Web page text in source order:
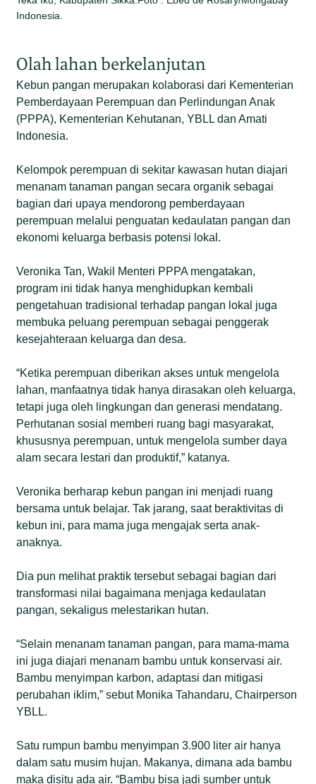
Indonesia.
Olah lahan berkelanjutan
Kebun pangan merupakan kolaborasi dari Kementerian
Pemberdayaan Perempuan dan Perlindungan Anak
(PPPA), Kementerian Kehutanan, YBLL dan Amati
Indonesia.
Kelompok perempuan di sekitar kawasan hutan diajari
menanam tanaman pangan secara organik sebagai
bagian dari upaya mendorong pemberdayaan
perempuan melalui penguatan kedaulatan pangan dan
ekonomi keluarga berbasis potensi lokal.
Veronika Tan, Wakil Menteri PPPA mengatakan,
program ini tidak hanya menghidupkan kembali
pengetahuan tradisional terhadap pangan lokal juga
membuka peluang perempuan sebagai penggerak
kesejahteraan keluarga dan desa.
“Ketika perempuan diberikan akses untuk mengelola
lahan, manfaatnya tidak hanya dirasakan oleh keluarga,
tetapi juga oleh lingkungan dan generasi mendatang.
Perhutanan sosial memberi ruang bagi masyarakat,
khususnya perempuan, untuk mengelola sumber daya
alam secara lestari dan produktif,” katanya.
Veronika berharap kebun pangan ini menjadi ruang
bersama untuk belajar. Tak jarang, saat beraktivitas di
kebun ini, para mama juga mengajak serta anak-
anaknya.
Dia pun melihat praktik tersebut sebagai bagian dari
transformasi nilai bagaimana menjaga kedaulatan
pangan, sekaligus melestarikan hutan.
“Selain menanam tanaman pangan, para mama-mama
ini juga diajari menanam bambu untuk konservasi air.
Bambu menyimpan karbon, adaptasi dan mitigasi
perubahan iklim,” sebut Monika Tahandaru, Chairperson
YBLL.
Satu rumpun bambu menyimpan 3.900 liter air hanya
dalam satu musim hujan. Makanya, dimana ada bambu
maka disitu ada air. “Bambu bisa jadi sumber untuk